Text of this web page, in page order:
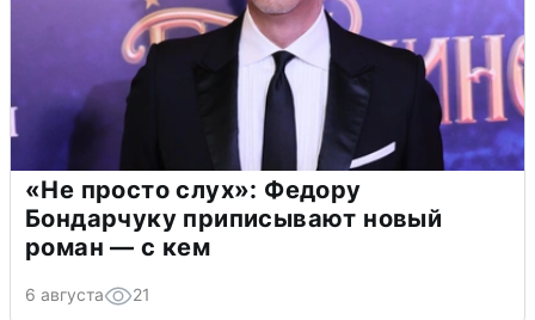
«Не просто слух»: Федору
Бондарчуку приписывают новый
роман — с кем
6 августа 21